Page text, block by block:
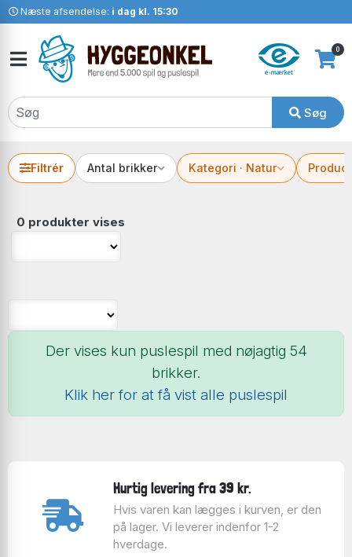
Næste afsendelse: i dag kl. 15:30
Søg
0
Filtrér Antal brikker Kategori · Natur
0 produkter vises
Der vises kun puslespil med nøjagtig 54
brikker.
Klik her for at få vist alle puslespil
Hurtig levering fra 39 kr.
Hvis varen kan lægges i kurven, er den
på lager. Vi leverer indenfor 1-2
hverdage.